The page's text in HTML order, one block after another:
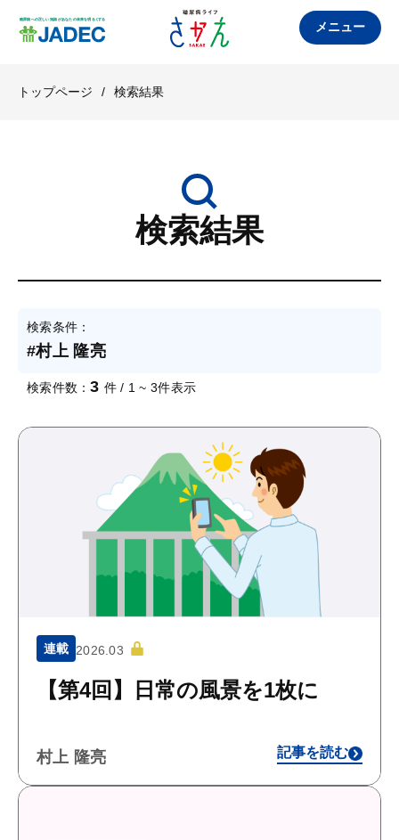
メニュー
トップページ / 検索結果
検索結果
検索条件：
#村上 隆亮
検索件数：3 件 / 1 ~ 3件表示
連載 2026.03
【第4回】日常の風景を1枚に
村上 隆亮 記事を読む